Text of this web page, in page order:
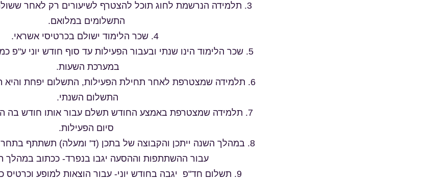
3. תלמידה הנרשמת לחוג תוכל להצטרף לשיעורים רק לאחר
התשלומים במלואם.
5. שכר הלימוד הינו שנתי ובעבור הפעילות עד סוף חודש יוני
במערכת השעות.
6. תלמידה שמצטרפת לאחר תחילת הפעילות, התשלום יפחת
התשלום השנתי.
7. תלמידה שמצטרפת באמצע החודש תשלם עבור אותו חודש בה
סיום הפעילות.
8. במהלך השנה ייתכן והקבוצה של בתכן (ד' ומעלה) תשתתף
עבור ההשתתפות וההסעה יגבו בנפרד- ככתוב
9. תשלום חד"פ יגבה בחודש יוני- עבור הוצאות למופע וכרטיס כניסה אחד להורה.